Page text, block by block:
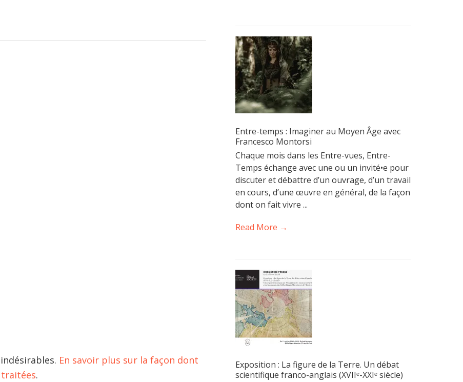
En savoir plus sur la façon dont
.
Entre-temps : Imaginer au Moyen Âge avec
Francesco Montorsi
Chaque mois dans les Entre-vues, Entre-
Temps échange avec une ou un invité•e pour
discuter et débattre d’un ouvrage, d’un travail
en cours, d’une œuvre en général, de la façon
dont on fait vivre ...
Read More →
Exposition : La figure de la Terre. Un débat
scientifique franco-anglais (XVIIᵉ-XXIᵉ siècle)